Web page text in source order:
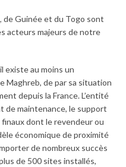
de Guinée et du Togo sont
acteurs majeurs de notre
existe au moins un
Maghreb, de par sa situation
depuis la France. L’entité
de maintenance, le support
dont le revendeur ou
économique de proximité
de nombreux succès
de 500 sites installés,